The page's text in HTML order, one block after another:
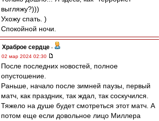
выгляжу?)))
Ухожу спать. )
Спокойной ночи.
Храброе сердце -
02 мар 2024 02:30
После последних новостей, полное
опустошение.
Раньше, начало после зимней паузы, первый
матч, как праздник, так ждал, так соскучился.
Тяжело на душе будет смотреться этот матч. А
потом еще если довольное лицо Миллера